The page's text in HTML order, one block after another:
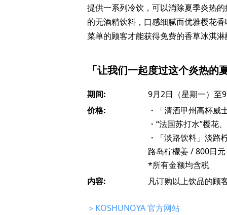
提供一系列冷饮，可以消除夏季炎热
的无酒精饮料，口感细腻而优雅樱花
菜单的顾客才能获得免费的香草冰淇
「让我们一起度过这个炎热的
期间:
9月2日（星期一）至
价格:
・「清酒甲州高杯威
・“法国苏打水”樱花
・「淡路饮料」淡路
路岛柠檬姜 / 800日元
*所有金额均含税
内容:
凡订购以上饮品的顾
＞KOSHUNOYA 官方网站